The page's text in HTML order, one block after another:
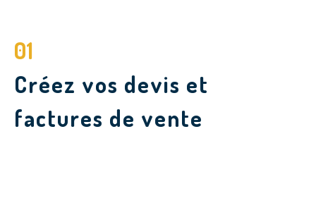
01
Créez vos devis et
factures de vente